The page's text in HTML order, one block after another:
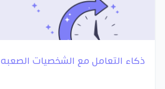
ذكاء التعامل مع الشخصيات الصعبه